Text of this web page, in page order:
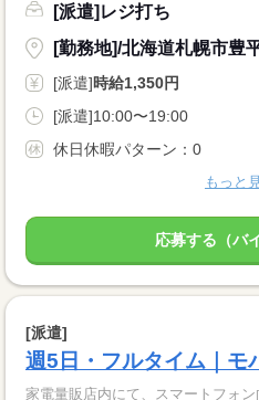
[派遣]レジ打ち
[勤務地]/北海道札幌市豊
[派遣]時給1,350円
[派遣]10:00〜19:00
休日休暇パターン：0
もっと
応募する（バ
[派遣]
週5日・フルタイム｜モ
家電量販店内にて、スマートフォ